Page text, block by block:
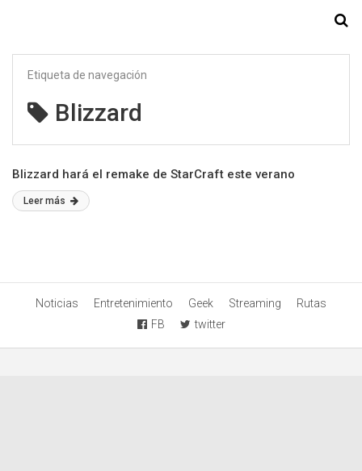
Etiqueta de navegación
Blizzard
Blizzard hará el remake de StarCraft este verano
Leer más
Noticias Entretenimiento Geek Streaming
Rutas
FB
twitter